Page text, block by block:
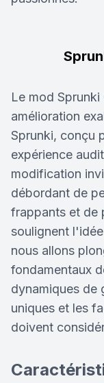
Le mod
amélioration
Sprunki, conçu
expérience
modification
débordant de
frappants et de
soulignent
nous allons
fondamentaux
dynamiques de
uniques et les
doivent